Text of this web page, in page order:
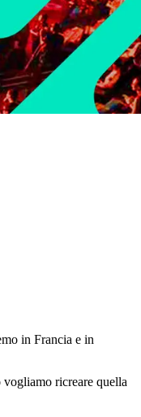
in Francia e in
ricreare quella